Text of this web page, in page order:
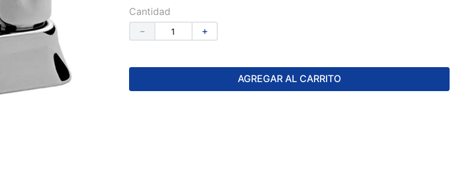
Cantidad
＋
－
AGREGAR AL CARRITO